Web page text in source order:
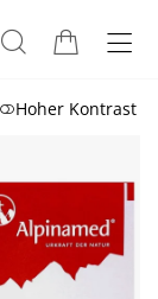
Hoher Kontrast